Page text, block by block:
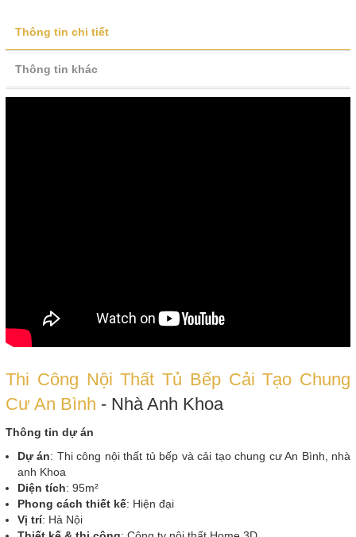
Thông tin chi tiết
Thông tin khác
Thi Công Nội Thất Tủ Bếp Cải Tạo Chung
Cư An Bình - Nhà Anh Khoa
Thông tin dự án
Dự án: Thi công nội thất tủ bếp và cải tạo chung cư An Bình, nhà
anh Khoa
Diện tích: 95m²
Phong cách thiết kế: Hiện đại
Vị trí: Hà Nội